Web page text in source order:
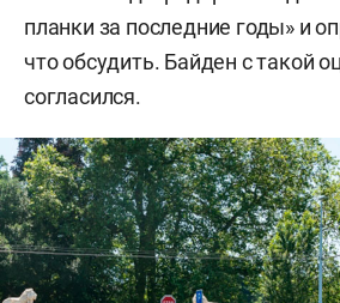
планки за последние годы» и
что обсудить. Байден с такой
согласился.